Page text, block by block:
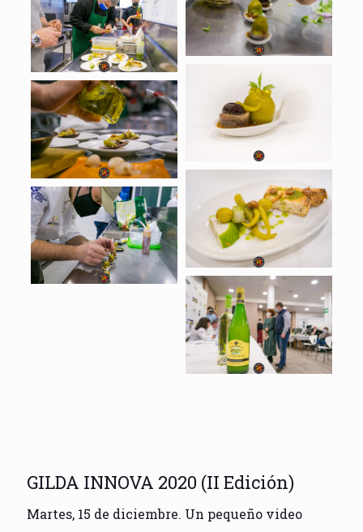
GILDA INNOVA 2020 (II Edición)
Martes, 15 de diciembre. Un pequeño video